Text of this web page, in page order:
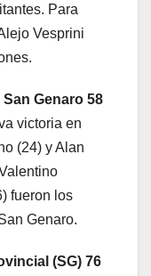
Para
Vesprini
Genaro 58
victoria en
(24) y Alan
fueron los
Genaro.
(SG) 76